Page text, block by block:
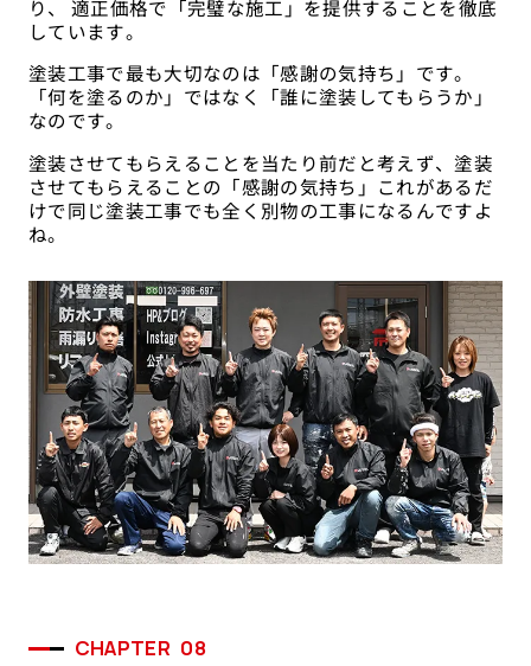
り、 適正価格で「完璧な施工」を提供することを徹底
しています。
塗装工事で最も大切なのは「感謝の気持ち」です。
「何を塗るのか」ではなく「誰に塗装してもらうか」
なのです。
塗装させてもらえることを当たり前だと考えず、塗装
させてもらえることの「感謝の気持ち」これがあるだ
けで同じ塗装工事でも全く別物の工事になるんですよ
ね。
CHAPTER 08